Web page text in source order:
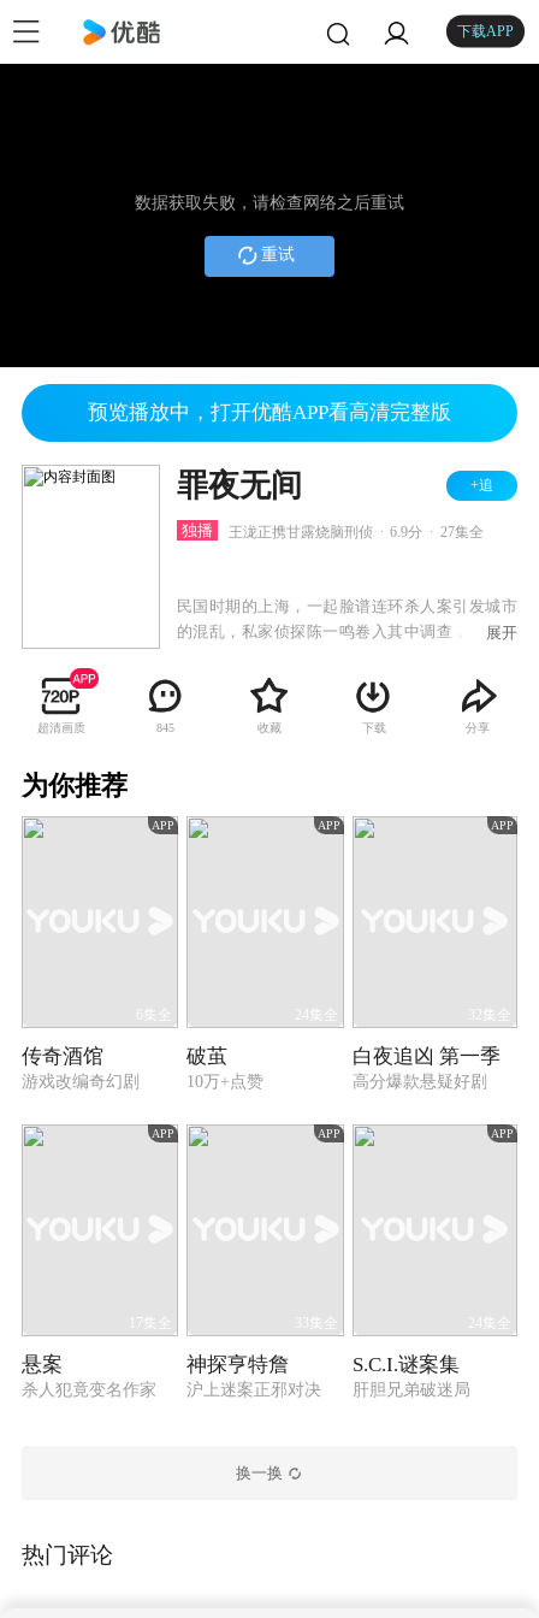
下载APP
数据获取失败，请检查网络之后重试
重试
预览播放中，打开优酷APP看高清完整版
罪夜无间 +追
独播 王泷正携甘露烧脑刑侦 6.9分 27集全
民国时期的上海，一起脸谱连环杀人案引发城市
的混乱，私家侦探陈一鸣卷入其中调查，并因此
组成侦探团破获此案，陈一鸣却发现案件背后似
乎还隐藏着更神秘的阴谋。在三人协作破获诸多
案件的过程中，彼此之间的情谊逐渐加深。在揭
戮之中。陈一鸣与罪犯不断斗智斗勇，却惊觉真
展开
超清画质 845 收藏 下载 分享
为你推荐
APP
6集全
传奇酒馆
游戏改编奇幻剧
APP
24集全
破茧
10万+点赞
APP
32集全
白夜追凶 第一季
高分爆款悬疑好剧
APP
17集全
悬案
杀人犯竟变名作家
APP
33集全
神探亨特詹
沪上迷案正邪对决
APP
24集全
S.C.I.谜案集
肝胆兄弟破迷局
换一换
热门评论